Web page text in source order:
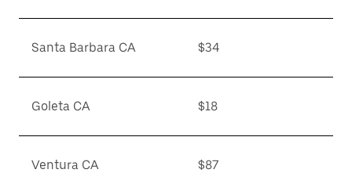
Santa Barbara CA $34
Goleta CA $18
Ventura CA $87